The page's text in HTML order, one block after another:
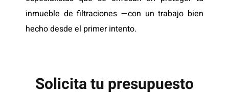
inmueble de filtraciones —con un trabajo bien
hecho desde el primer intento.
Solicita tu presupuesto